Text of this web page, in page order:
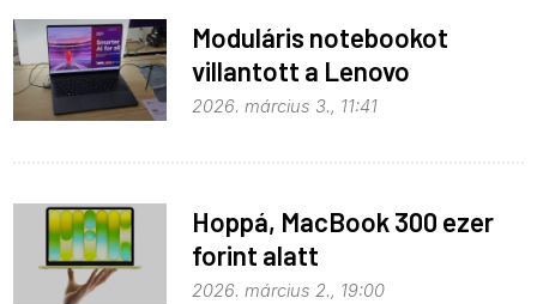
Moduláris notebookot
villantott a Lenovo
2026. március 3., 11:41
Hoppá, MacBook 300 ezer
forint alatt
2026. március 2., 19:00